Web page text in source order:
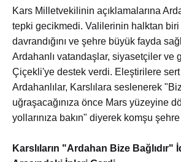
Kars Milletvekilinin açıklamalarına
tepki gecikmedi. Valilerinin halktan
davrandığını ve şehre büyük fayda
Ardahanlı vatandaşlar, siyasetçiler ve
Çiçekli'ye destek verdi. Eleştirilere sert
Ardahanlılar, Karslılara seslenerek
uğraşacağınıza önce Mars yüzeyine
yollarınıza bakın" diyerek komşu
Karslıların "Ardahan Bize Bağlıdır"